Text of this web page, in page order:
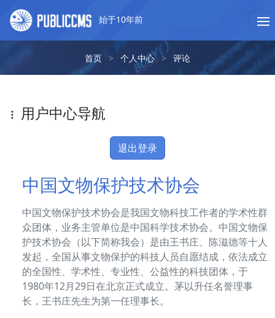
始于10年前
首页 > 个人中心 > 评论
用户中心导航
退出登录
中国文物保护技术协会
中国文物保护技术协会是我国文物科技工作者的学术性群
众团体，业务主管单位是中国科学技术协会。中国文物保
护技术协会（以下简称我会）是由王书庄、陈滋德等十人
发起，全国从事文物保护的科技人员自愿结成，依法成立
的全国性、学术性、专业性、公益性的科技团体，于
1980年12月29日在北京正式成立。茅以升任名誉理事
长，王书庄先生为第一任理事长。